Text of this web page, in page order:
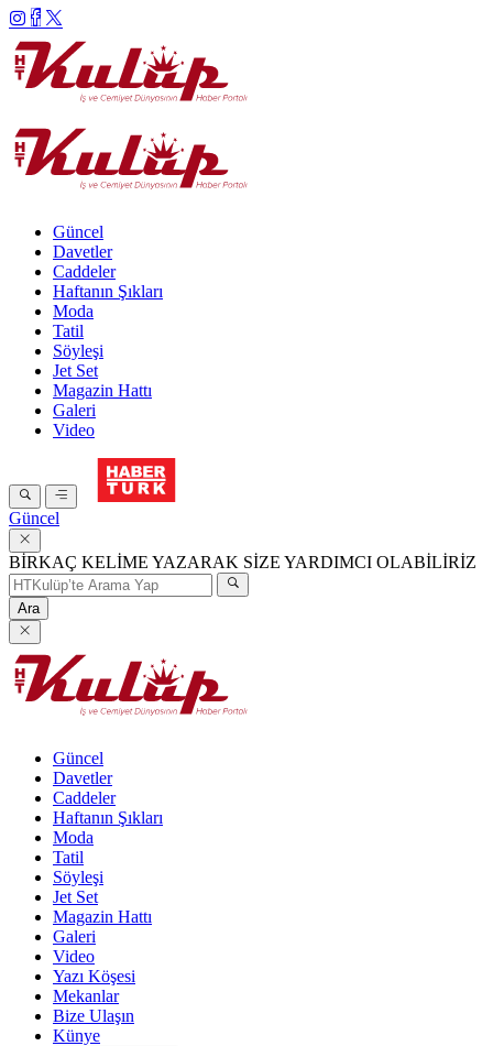
Güncel
Davetler
Caddeler
Haftanın Şıkları
Moda
Tatil
Söyleşi
Jet Set
Magazin Hattı
Galeri
Video
Güncel
BİRKAÇ KELİME YAZARAK SİZE YARDIMCI OLABİLİRİZ
Ara
Güncel
Davetler
Caddeler
Haftanın Şıkları
Moda
Tatil
Söyleşi
Jet Set
Magazin Hattı
Galeri
Video
Yazı Köşesi
Mekanlar
Bize Ulaşın
Künye